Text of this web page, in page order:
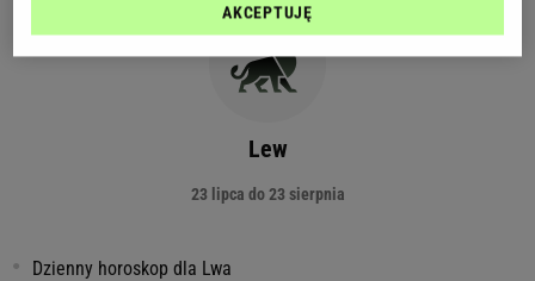
Lew
23 lipca do 23 sierpnia
Dzienny horoskop dla Lwa
AKCEPTUJĘ